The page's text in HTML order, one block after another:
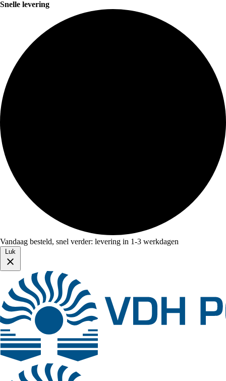
Snelle levering
Vandaag besteld, snel verder: levering in 1-3 werkdagen
Luk